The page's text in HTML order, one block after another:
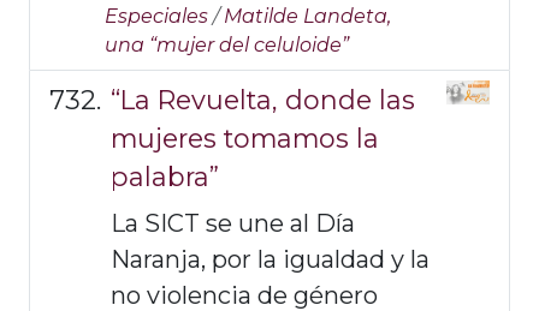
Especiales /Matilde Landeta,
una “mujer del celuloide”
“La Revuelta, donde las
mujeres tomamos la
palabra”
La SICT se une al Día
Naranja, por la igualdad y la
no violencia de género